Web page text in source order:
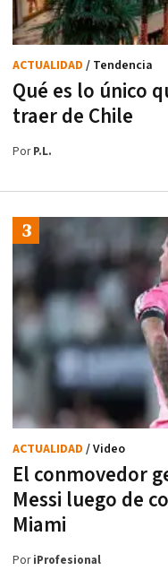
Qué es lo único
traer de Chile
ACTUALIDAD / Tendencia
PorP.L.
El conmovedor
Messi luego de
Miami
ACTUALIDAD / Video
PoriProfesional